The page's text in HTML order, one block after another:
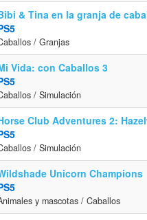
& Tina en la granja de
/ Granjas
Vida: con Caballos 3
/ Simulación
Club Adventures 2:
/ Simulación
Unicorn Champions
y mascotas / Caballos